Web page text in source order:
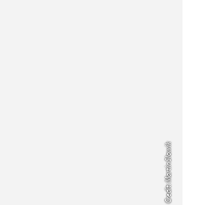
Credit: Martin Slowik